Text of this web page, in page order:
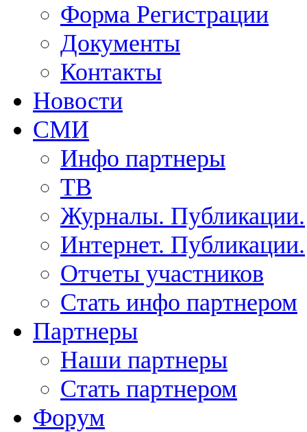
Форма Регистрации
Документы
Контакты
Новости
СМИ
Инфо партнеры
ТВ
Журналы. Публикации.
Интернет. Публикации.
Отчеты участников
Стать инфо партнером
Партнеры
Наши партнеры
Стать партнером
Форум